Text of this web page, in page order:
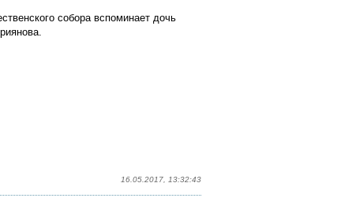
собора вспоминает дочь
16.05.2017, 13:32:43